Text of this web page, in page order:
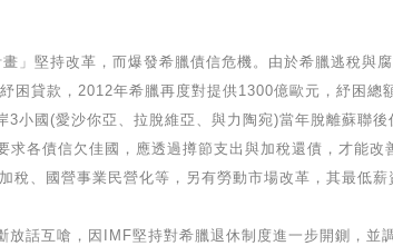
堅持改革，而爆發希臘債信危機。由於希臘逃稅與
貸款，2012年希臘再度對提供1300億歐元，紓困總
小國(愛沙你亞、拉脫維亞、與力陶宛)當年脫離蘇聯
各債信欠佳國，應透過撙節支出與加稅還債，才能改
、國營事業民營化等，另有勞動市場改革，其最低薪
互嗆，因IMF堅持對希臘退休制度進一步開鍘，並